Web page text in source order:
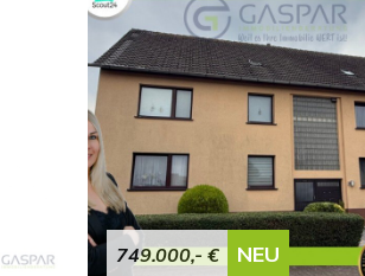
749.000,- € NEU